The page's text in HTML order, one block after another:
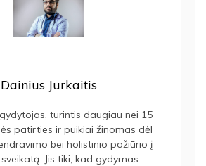
Dainius Jurkaitis
turintis daugiau nei 15
patirties ir puikiai žinomas dėl
bei holistinio požiūrio į
Jis tiki, kad gydymas